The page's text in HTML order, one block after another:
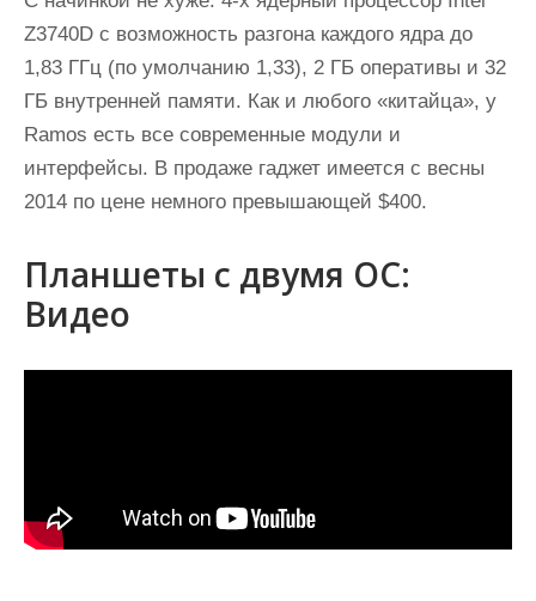
Z3740D с возможность разгона каждого ядра до
1,83 ГГц (по умолчанию 1,33), 2 ГБ оперативы и 32
ГБ внутренней памяти. Как и любого «китайца», у
Ramos есть все современные модули и
интерфейсы. В продаже гаджет имеется с весны
2014 по цене немного превышающей $400.
Планшеты с двумя ОС:
Видео